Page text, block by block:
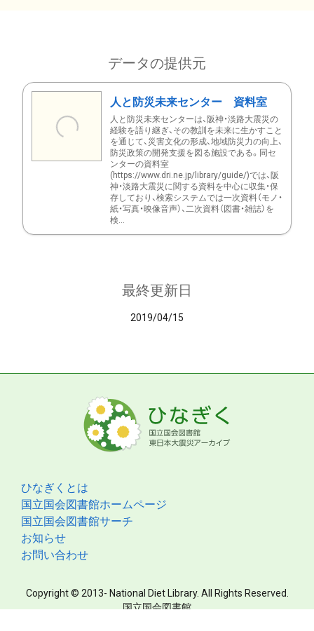
データの提供元
人と防災未来センター 資料室
人と防災未来センターは、阪神・淡路大震災の
経験を語り継ぎ、その教訓を未来に生かすこと
を通じて、災害文化の形成、地域防災力の向上、
防災政策の開発支援を図る施設である。同セ
ンターの資料室
(https://www.dri.ne.jp/library/guide/)では、阪
神・淡路大震災に関する資料を中心に収集・保
存しており、検索システムでは一次資料（モノ・
紙・写真・映像音声）、二次資料（図書・雑誌）を
検...
最終更新日
2019/04/15
ひなぎくとは
国立国会図書館ホームページ
国立国会図書館サーチ
お知らせ
お問い合わせ
Copyright © 2013- National Diet Library. All Rights Reserved.